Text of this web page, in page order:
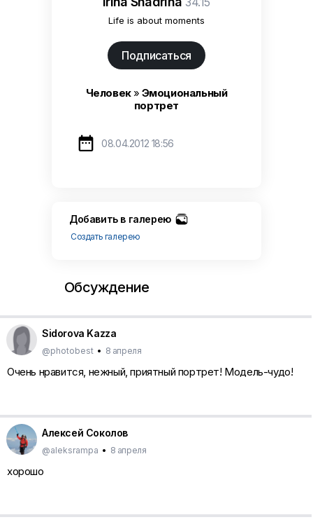
Life is about moments
Подписаться
Человек» Эмоциональный
портрет
 08.04.2012 18:56
Добавить в галерею
Создать галерею
Обсуждение
Sidorova Kazza
@photobest • 8 апреля
Очень нравится, нежный, приятный портрет! Модель-чудо!
Алексей Соколов
@aleksrampa • 8 апреля
хорошо